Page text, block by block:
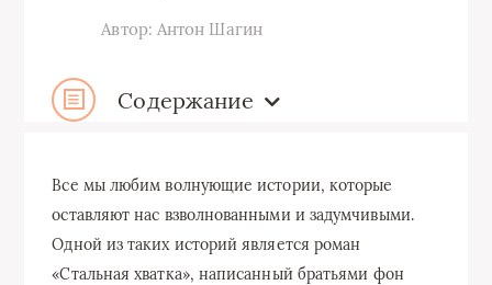
Автор: Антон Шагин
Содержание
Все мы любим волнующие истории, которые
оставляют нас взволнованными и задумчивыми.
Одной из таких историй является роман
«Стальная хватка», написанный братьями фон